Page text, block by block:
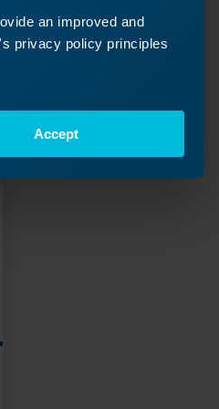
an improved and
privacy policy principles
Accept